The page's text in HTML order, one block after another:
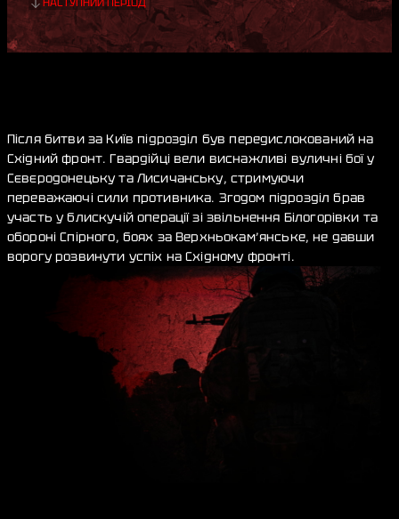
Після битви за Київ підрозділ був передислокований на
Східний фронт. Гвардійці вели виснажливі вуличні бої у
Сєвєродонецьку та Лисичанську, стримуючи
переважаючі сили противника. Згодом підрозділ брав
участь у блискучій операції зі звільнення Білогорівки та
обороні Спірного, боях за Верхньокам’янське, не давши
ворогу розвинути успіх на Східному фронті.